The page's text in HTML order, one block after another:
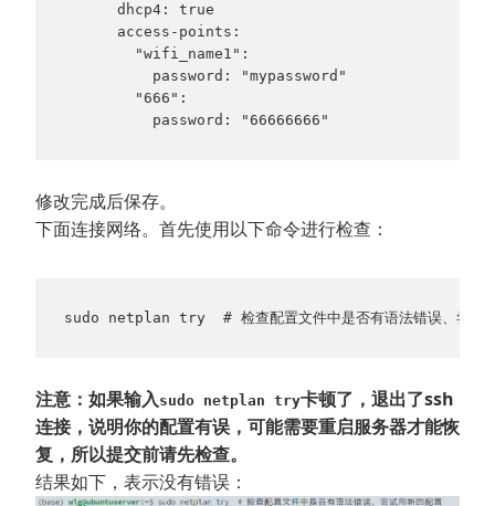
      dhcp4: true
      access-points:
        "wifi_name1":
          password: "mypassword"
        "666":
          password: "66666666"
修改完成后保存。
下面连接网络。首先使用以下命令进行检查：
sudo netplan try  # 检查配置文件中是否有语法错误、尝试
注意：如果输入sudo netplan try卡顿了，退出了ssh
连接，说明你的配置有误，可能需要重启服务器才能恢
复，所以提交前请先检查。
结果如下，表示没有错误：